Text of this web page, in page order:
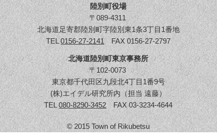
陸別町役場
〒089-4311
北海道足寄郡陸別町字陸別東1条3丁目1番地
TEL0156-27-2141FAX 0156-27-2797
北海道陸別町東京事務所
〒102-0073
東京都千代田区九段北4丁目1番9号
(株)エイデル研究所内（担当 遠藤）
TEL080-8290-3452FAX 03-3234-4644
© 2015 Town of Rikubetsu